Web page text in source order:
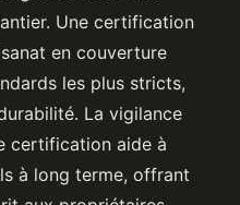
Une certification
en couverture
les plus stricts,
La vigilance
certification aide à
à long terme, offrant